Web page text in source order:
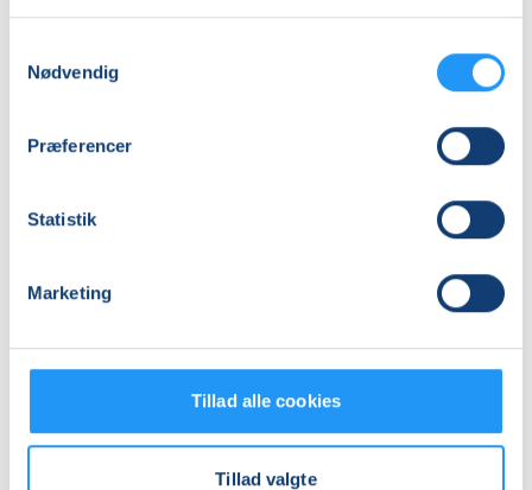
Nødvendig
Præferencer
Statistik
Marketing
Tillad alle cookies
Tillad valgte
462371
torsdag 17.09.2026, kl. 16.00 - 19.00
1mødegang
Multihuset på Holbæk Fælled, Arenavej 1, 4300,
Se på kort